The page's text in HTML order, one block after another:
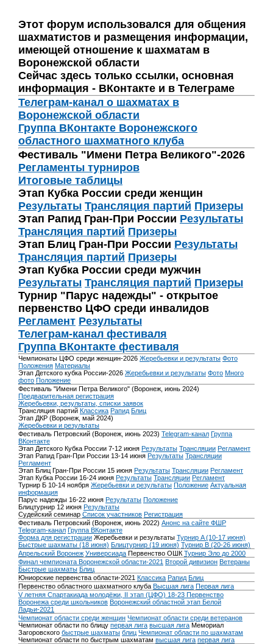
Этот форум использовался для общения
шахматистов и размещения информации,
имеющей отношение к шахматам в
Воронежской области
Сейчас здесь только ссылки, основная
информация - ВКонтакте и в Телеграме
Телеграм-канал о шахматах в
Воронежской области
Группа ВКонтакте Воронежского
областного шахматного клуба
Фестиваль "Имени Петра Великого"-2026
Регламенты турниров
Итоговые таблицы
Этап Кубка России среди женщин
Результаты Трансляция партий Призеры
Этап Рапид Гран-При России Результаты
Трансляция партий Призеры
Этап Блиц Гран-При России Результаты
Трансляция партий Призеры
Этап Кубка России среди мужчин
Результаты Трансляция партий Призеры
Турнир "Парус надежды" - открытое
первенство ЦФО среди инвалидов
Регламент Результаты
Телеграм-канал фестиваля
Группа ВКонтакте фестиваля
Чемпионаты ЦФО среди женщин-2026 Жеребьевки и результаты Фото
Положения Материалы
Этап Детского кубка России-2026 Жеребьевки и результаты Фото Много
фото Положение
Фестиваль "Имени Петра Великого" (Воронеж, июнь 2024)
Предварительная регистрация
Жеребьевки, результаты, списки заявок
Трансляция партий Классика Рапид Блиц
Этап ДКР (Воронеж, май 2024)
Жеребьевки и результаты
Фестиваль Петровский (Воронеж, июнь 2023) Telegram-канал Группа
ВКонтакте
Этап Детского Кубка России 7-12 июня Результаты Трансляции Регламент
Этап Рапид Гран-При России 13-14 июня Результаты Трансляции
Регламент
Этап Блиц Гран-При России 15 июня Результаты Трансляции Регламент
Этап Кубка России 16-24 июня Результаты Трансляции Регламент
Турнир Б 10-14 ноября Жеребьевки и результаты Положение Актуальная
информация
Парус надежды 16-22 июня Результаты Положение
Блицтурнир 12 июня Результаты
Судейский семинар Список участников Регистрация
Фестиваль Петровский (Воронеж, июнь 2022) Анонс на сайте ФШР
Telegram-канал Группа ВКонтакте
Форма для регистрации Жеребьевки и результаты Турнир A (10-17 июня)
Быстрые шахматы (18 июня) Блицтурнир (19 июня) Турнир B (20-26 июня)
Апрельский Воронеж Универсиада Первенство ОШК Турнир Эло до 2000
Финал чемпионата Воронежской области-2021 Второй дивизион Ветераны
Быстрые шахматы Блиц
Юниорские первенства области-2021 Классика Рапид Блиц
Первенство областного шахматного клуба Высшая лига Первая лига
V летняя Спартакиада молодёжи, II этап (ЦФО) 18-23 Первенство
Воронежа среди школьников Воронежский областной этап Белой
Ладьи-2021
Чемпионат области среди женщин Чемпионат области среди ветеранов
Чемпионат области по блицу первая лига высшая лига Мемориал
Загоровского быстрые шахматы блиц Чемпионат области по шахматам
Чемпионат области по быстрым шахматам высшая лига первая лига